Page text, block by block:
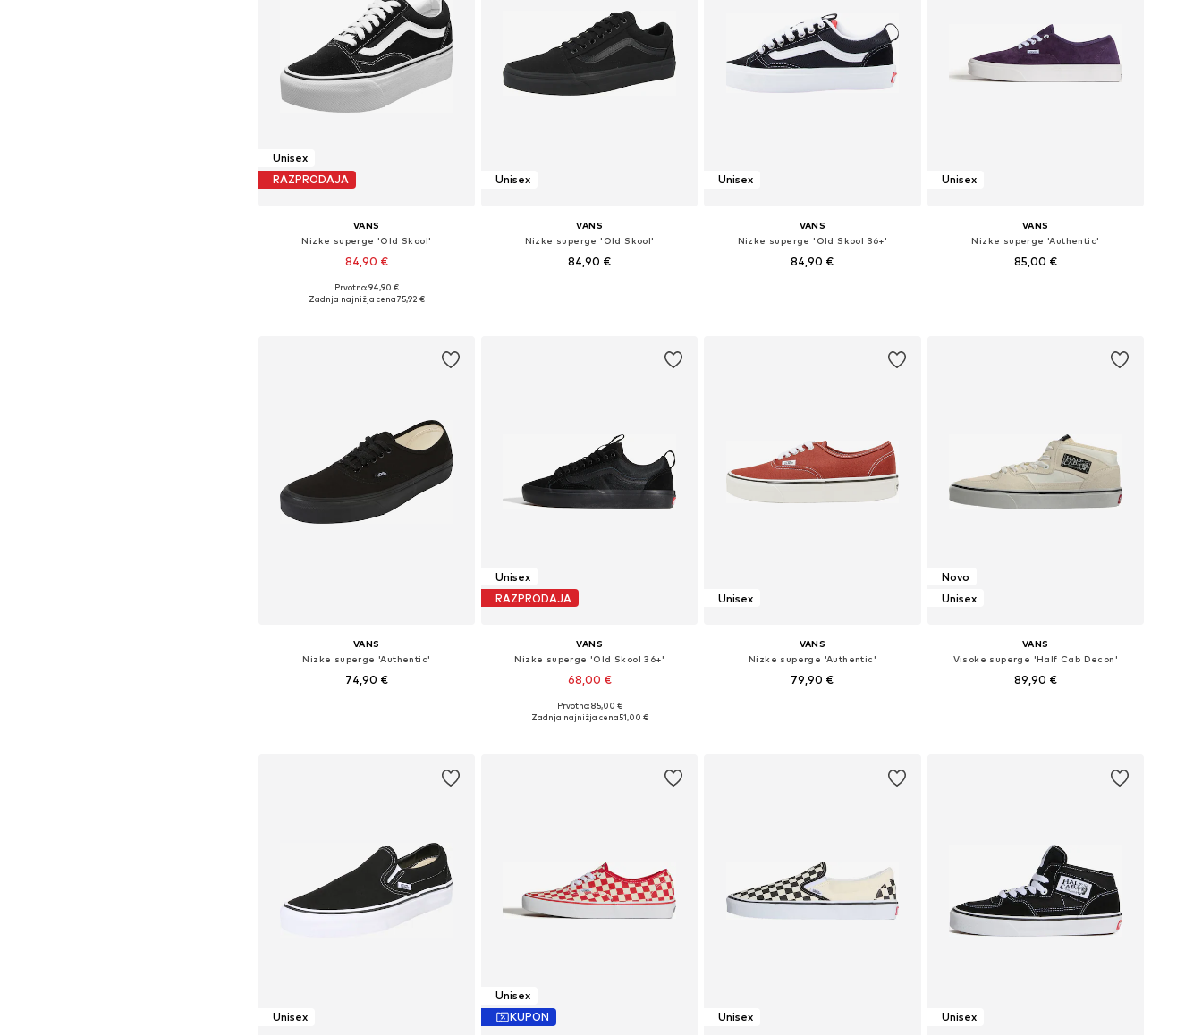
Unisex
RAZPRODAJA
VANS
Nizke superge 'Old Skool'
84,90 €
Na voljo v različnih velikostih
Prvotno: 94,90 €
Zadnja najnižja cena75,92 €
Unisex
VANS
Nizke superge 'Old Skool'
84,90 €
Unisex
VANS
Nizke superge 'Old Skool 36+'
84,90 €
Unisex
VANS
Nizke superge 'Authentic'
85,00 €
VANS
Nizke superge 'Authentic'
74,90 €
Unisex
RAZPRODAJA
VANS
Nizke superge 'Old Skool 36+'
68,00 €
Na voljo v različnih velikostih
Prvotno: 85,00 €
Zadnja najnižja cena51,00 €
Unisex
VANS
Nizke superge 'Authentic'
79,90 €
Novo
Unisex
VANS
Visoke superge 'Half Cab Decon'
89,90 €
Unisex
Unisex
KUPON
Unisex Unisex